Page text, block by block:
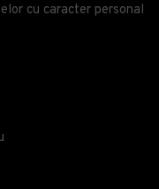
cu caracter personal